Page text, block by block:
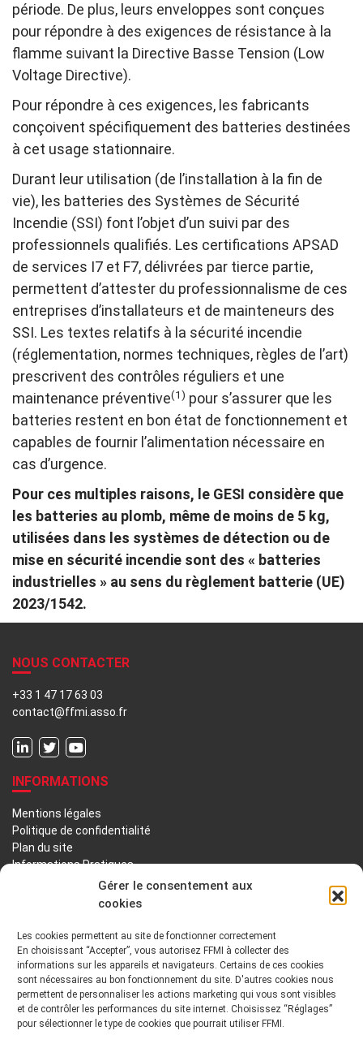
Gérer le consentement aux
cookies
Les cookies permettent au site de fonctionner correctement
En choisissant “Accepter”, vous autorisez FFMI à collecter des
informations sur les appareils et navigateurs. Certains de ces cookies
sont nécessaires au bon fonctionnement du site. D'autres cookies nous
permettent de personnaliser les actions marketing qui vous sont visibles
et de contrôler les performances du site internet. Choisissez “Réglages”
pour sélectionner le type de cookies que pourrait utiliser FFMI.
période. De plus, leurs enveloppes sont conçues
pour répondre à des exigences de résistance à la
flamme suivant la Directive Basse Tension (Low
Voltage Directive).
Pour répondre à ces exigences, les fabricants
conçoivent spécifiquement des batteries destinées
à cet usage stationnaire.
Durant leur utilisation (de l’installation à la fin de
vie), les batteries des Systèmes de Sécurité
Incendie (SSI) font l’objet d’un suivi par des
professionnels qualifiés. Les certifications APSAD
de services I7 et F7, délivrées par tierce partie,
permettent d’attester du professionnalisme de ces
entreprises d’installateurs et de mainteneurs des
SSI. Les textes relatifs à la sécurité incendie
(réglementation, normes techniques, règles de l’art)
prescrivent des contrôles réguliers et une
maintenance préventive(1) pour s’assurer que les
batteries restent en bon état de fonctionnement et
capables de fournir l’alimentation nécessaire en
cas d’urgence.
Pour ces multiples raisons, le GESI considère que
les batteries au plomb, même de moins de 5 kg,
utilisées dans les systèmes de détection ou de
mise en sécurité incendie sont des « batteries
industrielles » au sens du règlement batterie (UE)
2023/1542.
NOUS CONTACTER
+33 1 47 17 63 03
contact@ffmi.asso.fr
INFORMATIONS
Mentions légales
Politique de confidentialité
Plan du site
Informations Pratiques
PRÉSENTATION NOTRE HISTOIRE
DÉONTOLOGIE PRINCIPES ORIENTATIONS
GOUVERNANCE